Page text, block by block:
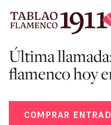
Última
flamenco hoy
COMPRAR